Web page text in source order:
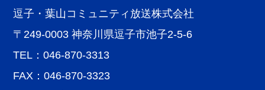
逗子・葉山コミュニティ放送株式会社
〒249-0003 神奈川県逗子市池子2-5-6
TEL：046-870-3313
FAX：046-870-3323